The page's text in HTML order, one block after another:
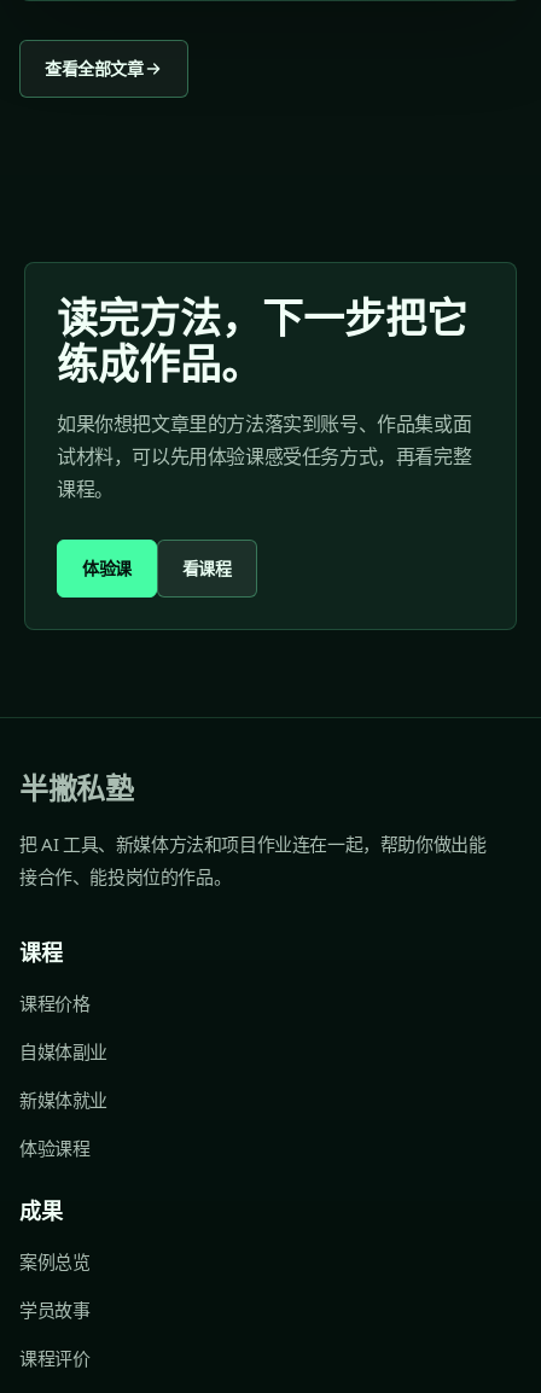
查看全部文章
读完方法，下一步把它
练成作品。
如果你想把文章里的方法落实到账号、作品集或面
试材料，可以先用体验课感受任务方式，再看完整
课程。
体验课 看课程
半撇私塾
把 AI 工具、新媒体方法和项目作业连在一起，帮助你做出能
接合作、能投岗位的作品。
课程
课程价格
自媒体副业
新媒体就业
体验课程
成果
案例总览
学员故事
课程评价